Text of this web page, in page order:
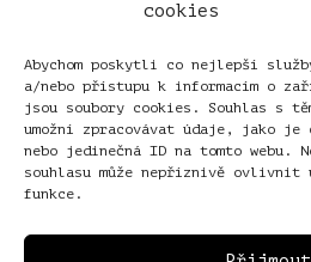
cookies
Abychom poskytli co nejlepší
a/nebo přístupu k informacím o
jsou soubory cookies. Souhlas s
umožní zpracovávat údaje, jako je
nebo jedinečná ID na tomto webu.
souhlasu může nepříznivě
funkce.